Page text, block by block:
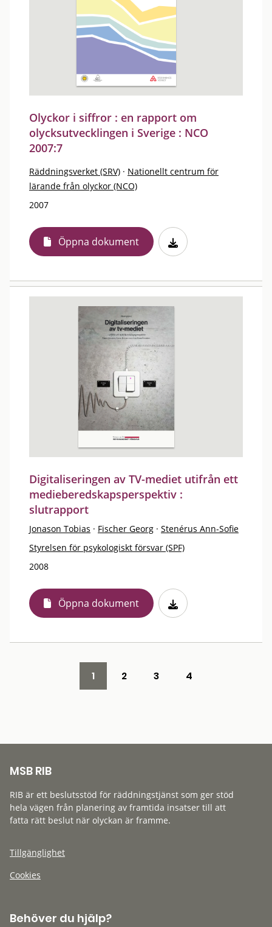
Olyckor i siffror : en rapport om
olycksutvecklingen i Sverige : NCO
2007:7
Räddningsverket (SRV) · Nationellt centrum för
lärande från olyckor (NCO)
2007
Öppna dokument
Digitaliseringen av TV-mediet utifrån ett
medieberedskapsperspektiv :
slutrapport
Jonason Tobias · Fischer Georg · Stenérus Ann-Sofie
Styrelsen för psykologiskt försvar (SPF)
2008
Öppna dokument
1 2 3 4
MSB RIB
RIB är ett beslutsstöd för räddningstjänst som ger stöd
hela vägen från planering av framtida insatser till att
fatta rätt beslut när olyckan är framme.
Tillgänglighet
Cookies
Behöver du hjälp?